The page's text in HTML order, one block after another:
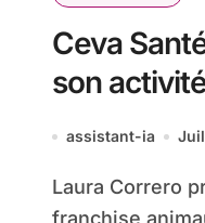
Ceva
son
assistant-ia
Laura Correro prend la direction de la
franchise